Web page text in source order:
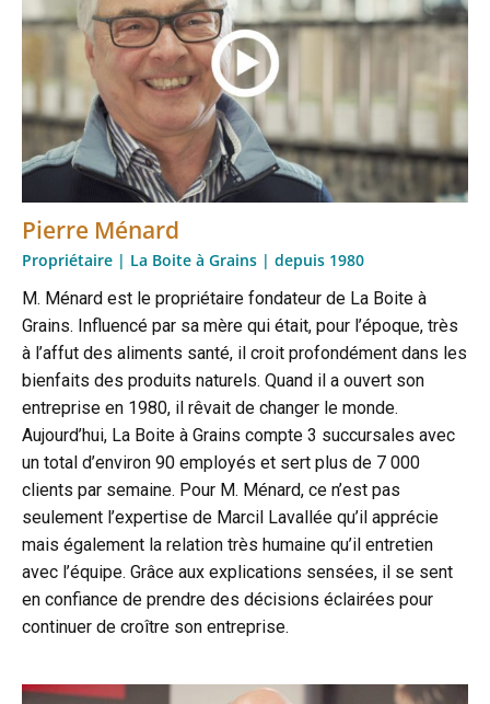
Pierre Ménard
Propriétaire | La Boite à Grains | depuis 1980
M. Ménard est le propriétaire fondateur de La Boite à
Grains. Influencé par sa mère qui était, pour l’époque, très
à l’affut des aliments santé, il croit profondément dans les
bienfaits des produits naturels. Quand il a ouvert son
entreprise en 1980, il rêvait de changer le monde.
Aujourd’hui, La Boite à Grains compte 3 succursales avec
un total d’environ 90 employés et sert plus de 7 000
clients par semaine. Pour M. Ménard, ce n’est pas
seulement l’expertise de Marcil Lavallée qu’il apprécie
mais également la relation très humaine qu’il entretien
avec l’équipe. Grâce aux explications sensées, il se sent
en confiance de prendre des décisions éclairées pour
continuer de croître son entreprise.